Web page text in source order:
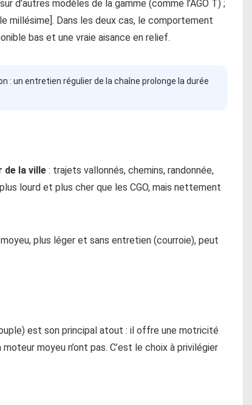
d’autres modèles de la gamme (comme l’AGO T) ;
millésime]. Dans les deux cas, le comportement
bas et une vraie aisance en relief.
un entretien régulier de la chaîne prolonge la durée
de la ville : trajets vallonnés, chemins, randonnée,
lourd et plus cher que les CGO, mais nettement
plus léger et sans entretien (courroie), peut
est son principal atout : il offre une motricité
moyeu n’ont pas. C’est le choix à privilégier